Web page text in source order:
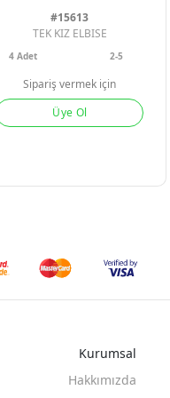
LACI BEYAZ
#15613
TEK KIZ ELBISE
4Adet 2-5
Sipariş vermek için
Üye Ol
Kurumsal
Hakkımızda